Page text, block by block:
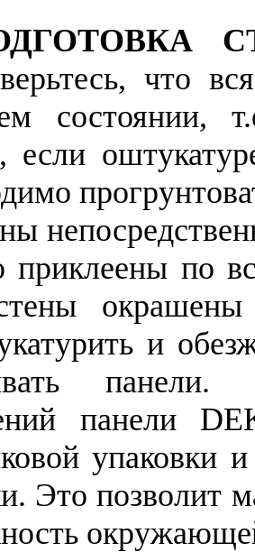
что
состоянии,
если
приклеены по
окрашены
и
панели
упаковки
Это позволит